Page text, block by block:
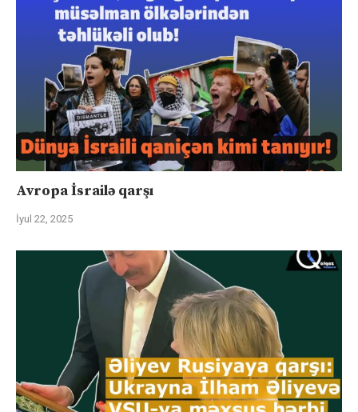
Avropa İsrailə qarşı
İyul 22, 2025